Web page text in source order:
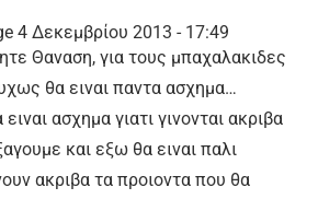
4 Δεκεμβρίου 2013 - 17:49
Θαναση, για τους μπαχαλακιδες
θα ειναι παντα ασχημα…
ασχημα γιατι γινονται ακριβα
και εξω θα ειναι παλι
ακριβα τα προιοντα που θα